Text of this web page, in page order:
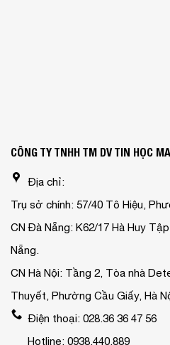
CÔNG TY TNHH TM DV TIN HỌC
Địa chỉ:
Trụ sở chính: 57/40 Tô Hiệu,
CN Đà Nẵng: K62/17 Hà Huy
Nẵng.
CN Hà Nội: Tầng 2, Tòa nhà
Thuyết, Phường Cầu Giấy, Hà
Điện thoại: 028.36 36 47 56
Hotline: 0938.440.889